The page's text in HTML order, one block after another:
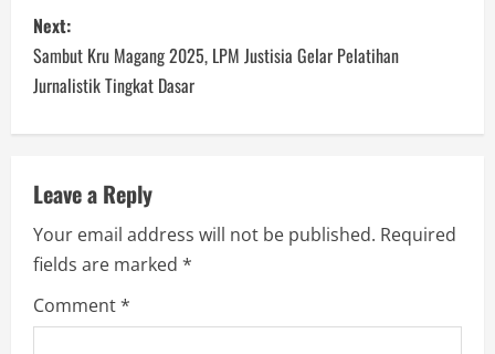
t
n
a
v
i
g
a
Next:
Sambut Kru Magang 2025, LPM Justisia Gelar Pelatihan
Jurnalistik Tingkat Dasar
Leave a Reply
Your email address will not be published. Required
fields are marked *
Comment*